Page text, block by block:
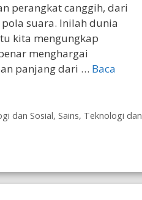
perangkat canggih, dari
suara. Inilah dunia
kita mengungkap
menghargai
panjang dari … Baca
dan Sosial, Sains, Teknologi dan